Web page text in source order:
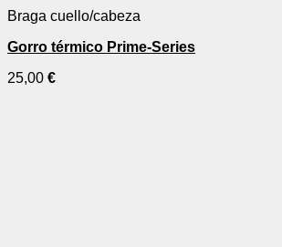
Braga cuello/cabeza
Gorro térmico Prime-Series
25,00 €